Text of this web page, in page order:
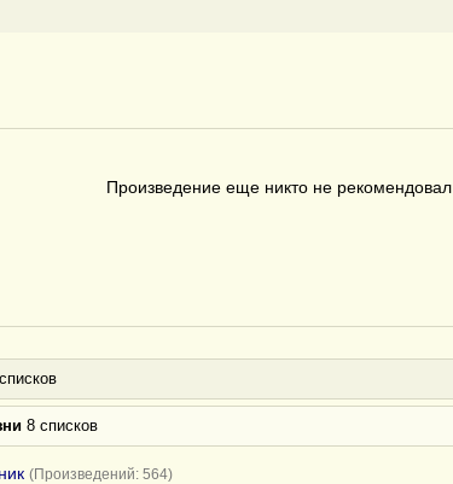
Произведение еще никто не рекомендовал
8 списков
(Произведений: 564)